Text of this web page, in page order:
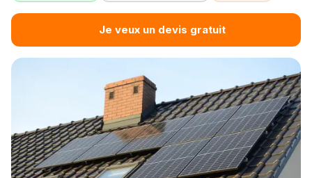
Je veux un devis gratuit